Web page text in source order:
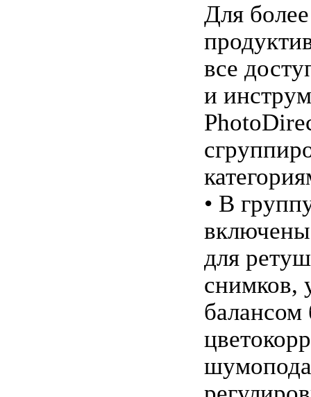
Для более
все
и
• В
для
снимков,
балансом